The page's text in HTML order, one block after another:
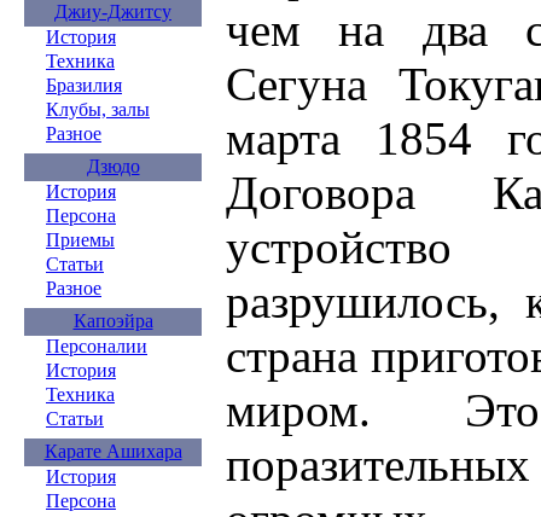
Джиу-Джитсу
История
Техника
Бразилия
Клубы, залы
Разное
Дзюдо
История
Персона
Приемы
Статьи
Разное
Капоэйра
Персоналии
История
Техника
Статьи
Карате Ашихара
История
Персона
чем на два
Сегуна
марта 1854
Договора
разрушилось,
страна
миром.